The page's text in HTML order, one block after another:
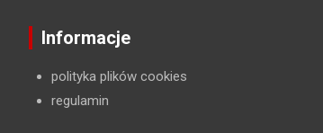
Informacje
polityka plików cookies
regulamin